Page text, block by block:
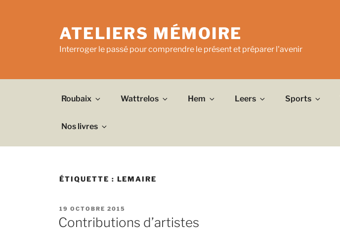
ATELIERS MÉMOIRE
Interroger le passé pour comprendre le présent et préparer l'avenir
Roubaix Wattrelos Hem Leers Sports
Nos livres
ÉTIQUETTE : LEMAIRE
PUBLIÉ
LE
19 OCTOBRE 2015
Contributions d’artistes